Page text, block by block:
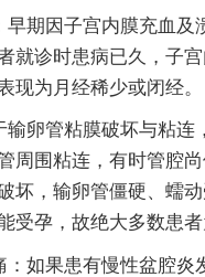
早期因子宫内膜充血及
就诊时患病已久，子
现为月经稀少或闭经。
输卵管粘膜破坏与粘连
周围粘连，有时管腔
坏，输卵管僵硬、蠕
受孕，故绝大多数患者
：如果患有慢性盆腔炎